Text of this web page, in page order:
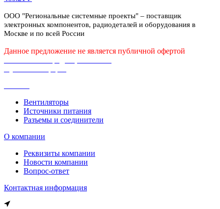
ООО "Региональные системные проекты" – поставщик
электронных компонентов, радиодеталей и оборудования в
Москве и по всей России
Данное предложение не является публичной офертой
Вентиляторы
Источники питания
Разъемы и соединители
О компании
Реквизиты компании
Новости компании
Вопрос-ответ
Контактная информация